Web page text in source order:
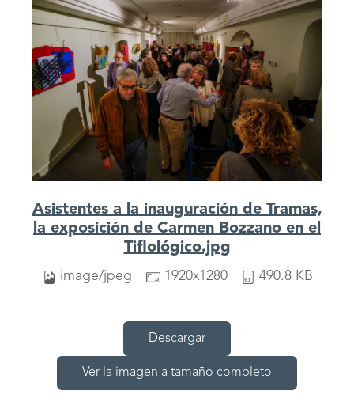
Asistentes a la inauguración de Tramas,
la exposición de Carmen Bozzano en el
Tiflológico.jpg
image/jpeg 1920x1280 490.8 KB
Descargar
Ver la imagen a tamaño completo